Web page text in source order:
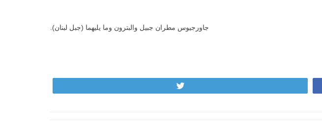
جاورجيوس مطران جبيل والبترون وما يليهما (جبل لبنان).